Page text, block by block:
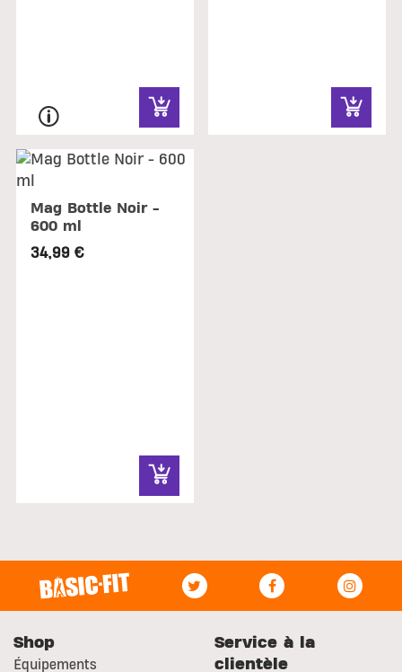
Mag Bottle Noir -
600 ml
34,99 €
Shop
Équipements
Service à la
clientèle